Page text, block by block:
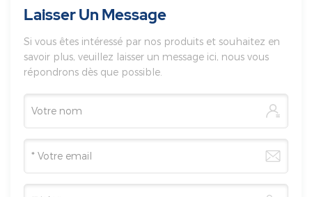
Moyen-Orient
Laisser Un Message
Si vous êtes intéressé par nos produits et souhaitez en
savoir plus, veuillez laisser un message ici, nous vous
répondrons dès que possible.